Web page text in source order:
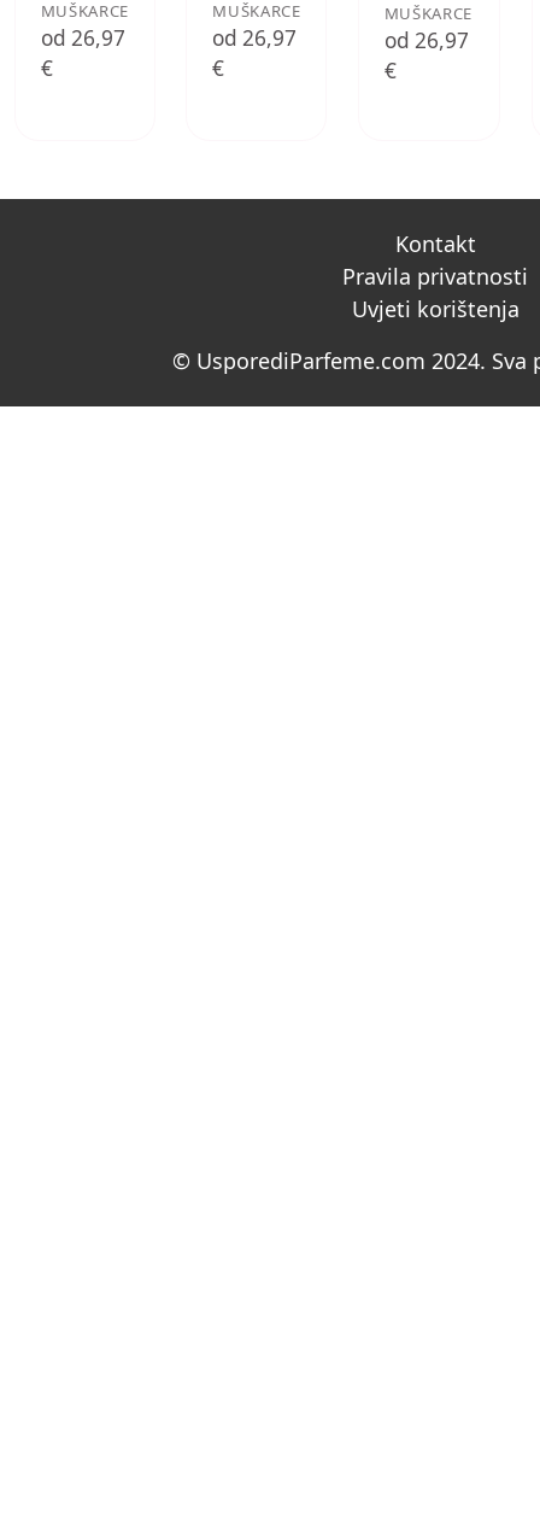
MUŠKARCE
od 26,97
€
MUŠKARCE
od 26,97
€
MUŠKARCE
od 26,97
€
Kontakt
Pravila privatnosti
Uvjeti korištenja
© UsporediParfeme.com 2024. Sva